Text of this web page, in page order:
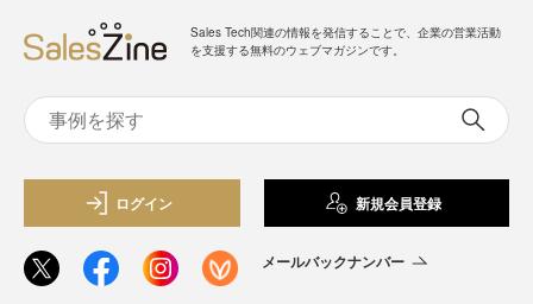
Sales Tech関連の情報を発信することで、企業の営業活動
を支援する無料のウェブマガジンです。
ログイン 新規会員登録
メールバックナンバー